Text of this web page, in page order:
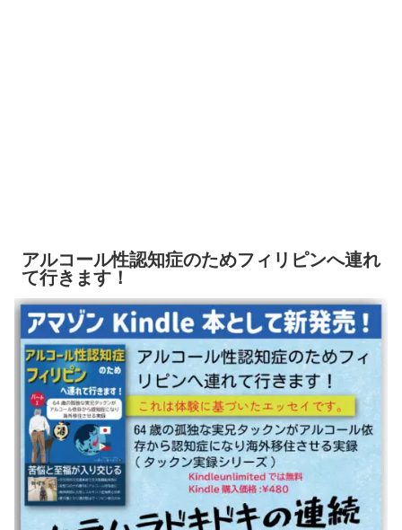
アルコール性認知症のためフィリピンへ連れ
て行きます！